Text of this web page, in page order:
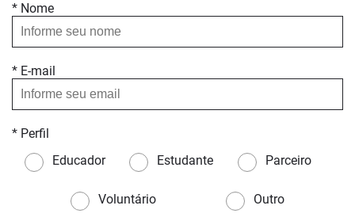
* Nome
* E-mail
* Perfil
Educador
Estudante Parceiro
Voluntário Outro